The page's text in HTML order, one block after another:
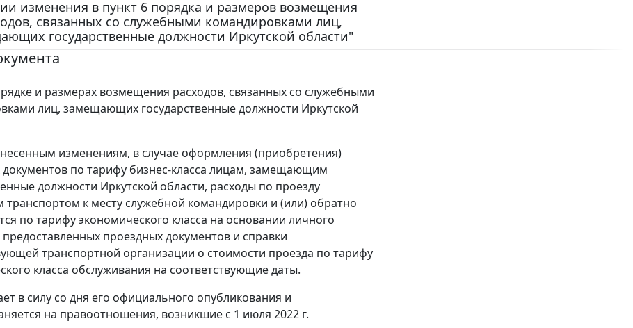
изменения в пункт 6 порядка и размеров возмещения
связанных со служебными командировками лиц,
государственные должности Иркутской области"
и размерах возмещения расходов, связанных со служебными
лиц, замещающих государственные должности Иркутской
изменениям, в случае оформления (приобретения)
документов по тарифу бизнес-класса лицам, замещающим
должности Иркутской области, расходы по проезду
к месту служебной командировки и (или) обратно
по тарифу экономического класса на основании личного
предоставленных проездных документов и справки
транспортной организации о стоимости проезда по тарифу
класса обслуживания на соответствующие даты.
в силу со дня его официального опубликования и
на правоотношения, возникшие с 1 июля 2022 г.